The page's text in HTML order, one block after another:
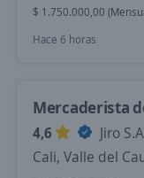
$ 1.750.000,00
Hace 6 horas
Mercaderista
4,6
Jiro
Cali, Valle del